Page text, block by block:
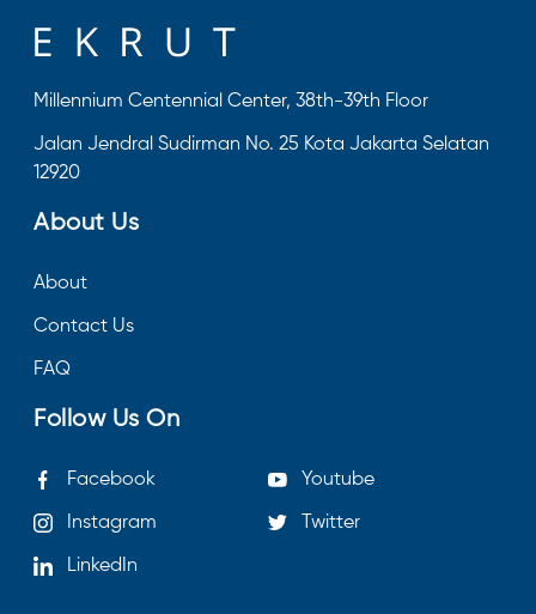
Millennium Centennial Center, 38th-39th Floor
Jalan Jendral Sudirman No. 25 Kota Jakarta Selatan
12920
About Us
About
Contact Us
FAQ
Follow Us On
Facebook Youtube
Instagram Twitter
LinkedIn